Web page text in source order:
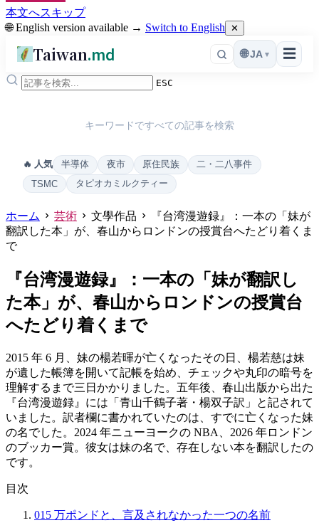
本文へスキップ
🌐 English version available → Switch to English ✕
Taiwan.md ☰
🌐 JA ▾
ESC
キーワードですべての記事を検索
🔥 人気 半導体 夜市 原住民族
二・二八事件
TSMC
タピオカミルクティー
ホーム 芸術 文學作品
『台湾漫遊録』：一本の「妹が
翻訳した本」が、春山からロンドンの授賞台へたどり着くま
で
『台湾漫遊録』：一本の「妹が翻訳し
た本」が、春山からロンドンの授賞台
へたどり着くまで
2015 年 6 月、妹の楊若暉が亡くなったその日、楊若慈は妹
が遺した帳簿を開いて記帳を始め、チェックや丸印の暗号を
理解するまで三日かかりました。五年後、春山出版から出た
『台湾漫遊録』には「青山千鶴子著・楊双子訳」と記されて
いました。訳者欄に書かれていたのは、すでに亡くなった妹
の名でした。2024 年ニューヨークの NBA、2026 年ロンドン
のブッカー賞。彼女は妹の名で、存在しない本を翻訳したの
です。
目次
01 5 万ポンドと、言及されなかった一つの名前